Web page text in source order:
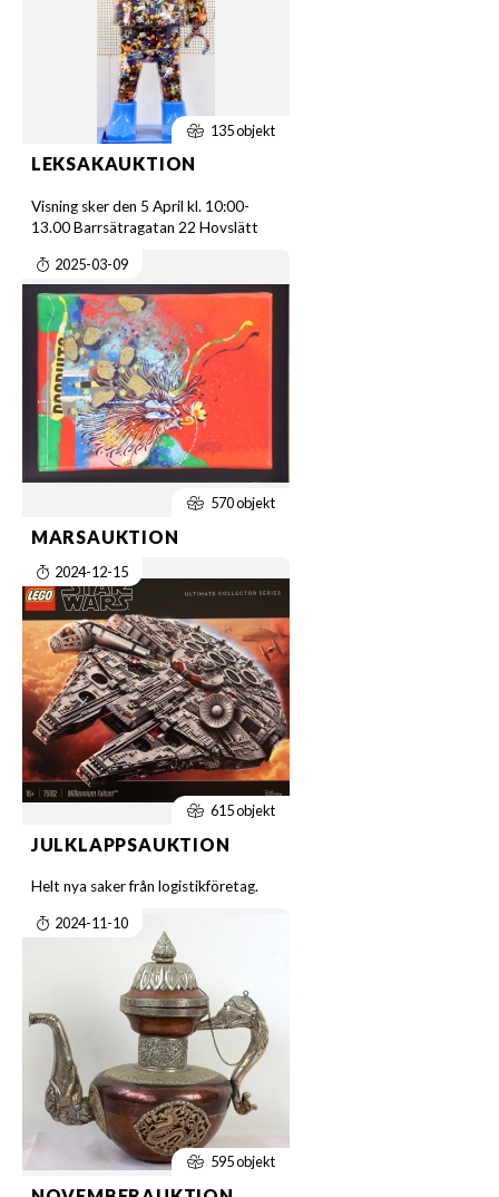
135 objekt
LEKSAKAUKTION
Visning sker den 5 April kl. 10:00-
13.00 Barrsätragatan 22 Hovslätt
2025-03-09
570 objekt
MARSAUKTION
2024-12-15
615 objekt
JULKLAPPSAUKTION
Helt nya saker från logistikföretag.
2024-11-10
595 objekt